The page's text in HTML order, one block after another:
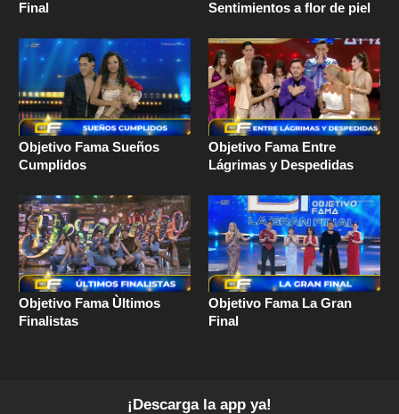
Final
Sentimientos a flor de piel
Objetivo Fama Sueños
Cumplidos
Objetivo Fama Entre
Lágrimas y Despedidas
Objetivo Fama Ùltimos
Finalistas
Objetivo Fama La Gran
Final
¡Descarga la app ya!